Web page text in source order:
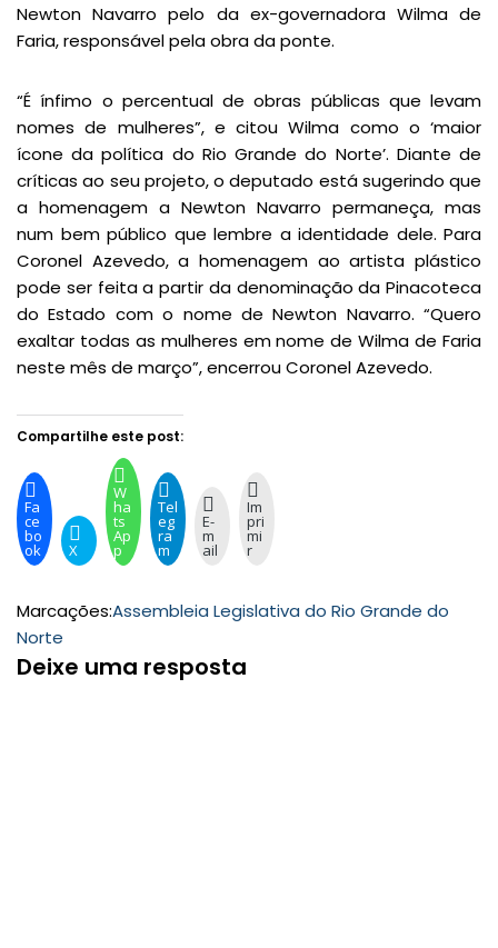
Newton Navarro pelo da ex-governadora Wilma de
Faria, responsável pela obra da ponte.
“É ínfimo o percentual de obras públicas que levam
nomes de mulheres”, e citou Wilma como o ‘maior
ícone da política do Rio Grande do Norte’. Diante de
críticas ao seu projeto, o deputado está sugerindo que
a homenagem a Newton Navarro permaneça, mas
num bem público que lembre a identidade dele. Para
Coronel Azevedo, a homenagem ao artista plástico
pode ser feita a partir da denominação da Pinacoteca
do Estado com o nome de Newton Navarro. “Quero
exaltar todas as mulheres em nome de Wilma de Faria
neste mês de março”, encerrou Coronel Azevedo.
Compartilhe este post:
Fa
ce
bo
ok X
W
ha
ts
Ap
p
Tel
eg
ra
m
E-
m
ail
Im
pri
mi
r
Marcações:Assembleia Legislativa do Rio Grande do
Norte
Deixe uma resposta